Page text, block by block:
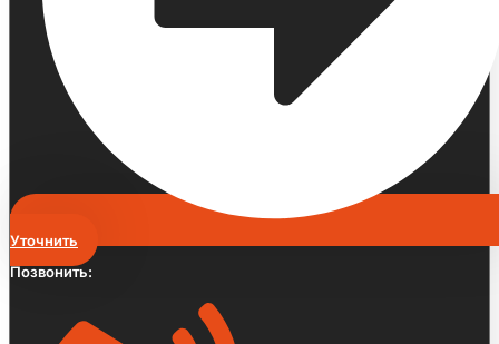
Уточнить
Позвонить: